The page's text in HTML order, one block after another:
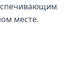
месте.